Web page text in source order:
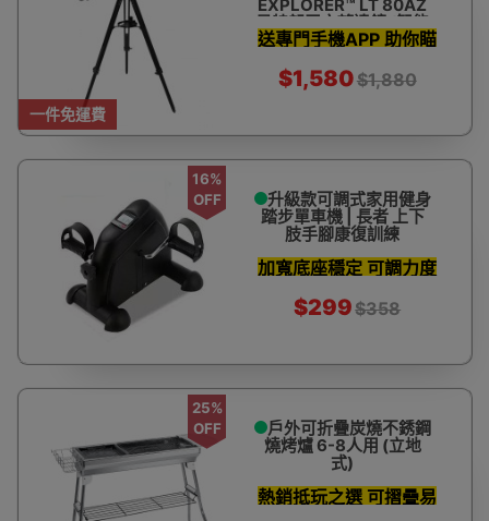
一件免運費
EXPLORER™ LT 80AZ
星特朗天文望遠鏡 (智能
手機輔助尋星)
送專門手機APP 助你瞄
準星體 教你搵星星
$1,580$1,880
16%
OFF
升級款可調式家用健身
踏步單車機 | 長者 上下
肢手腳康復訓練
加寬底座穩定 可調力度
$299$358
25%
OFF
戶外可折疊炭燒不銹鋼
燒烤爐 6-8人用 (立地
式)
熱銷抵玩之選 可摺疊易